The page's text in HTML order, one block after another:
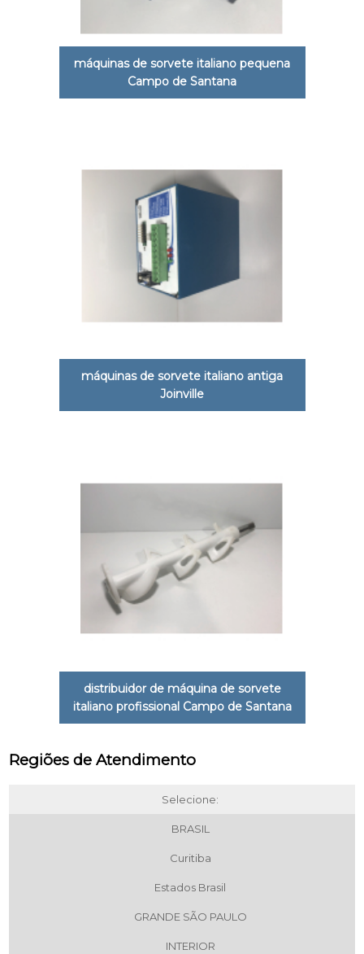
máquinas de sorvete italiano pequena
Campo de Santana
máquinas de sorvete italiano antiga
Joinville
distribuidor de máquina de sorvete
italiano profissional Campo de Santana
Regiões de Atendimento
Selecione:
BRASIL
Curitiba
Estados Brasil
GRANDE SÃO PAULO
INTERIOR